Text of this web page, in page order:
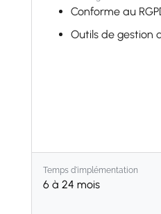
VoIP
Connaissances
Conforme au
Outils de gestion
Temps d'implémentation
6 à 24 mois